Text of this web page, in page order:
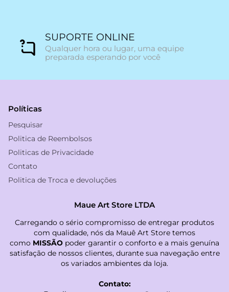
SUPORTE ONLINE
Qualquer hora ou lugar, uma equipe
preparada esperando por você
Políticas
Pesquisar
Politica de Reembolsos
Politicas de Privacidade
Contato
Politica de Troca e devoluções
Maue Art Store LTDA
Carregando o sério compromisso de entregar produtos
com qualidade, nós da Mauê Art Store temos
como MISSÃO poder garantir o conforto e a mais genuína
satisfação de nossos clientes, durante sua navegação entre
os variados ambientes da loja.
Contato: